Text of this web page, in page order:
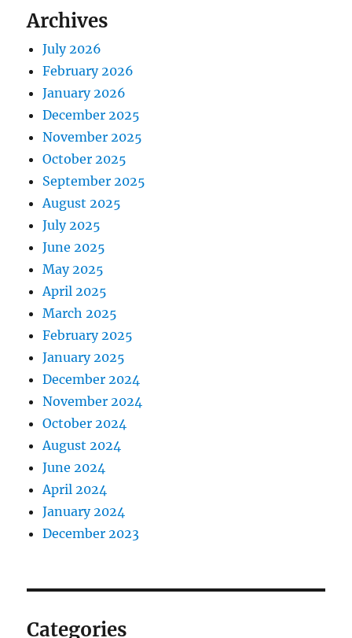
Archives
July 2026
February 2026
January 2026
December 2025
November 2025
October 2025
September 2025
August 2025
July 2025
June 2025
May 2025
April 2025
March 2025
February 2025
January 2025
December 2024
November 2024
October 2024
August 2024
June 2024
April 2024
January 2024
December 2023
Categories